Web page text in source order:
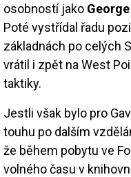
osobností jako
Poté vystřídal řadu
základnách po celých
vrátil i zpět na West
taktiky.
Jestli však bylo pro
touhu po dalším
že během pobytu ve
volného času v